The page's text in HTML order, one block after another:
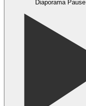
Diaporama Pause